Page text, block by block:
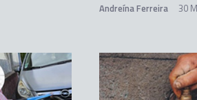
Andreína Ferreira 30